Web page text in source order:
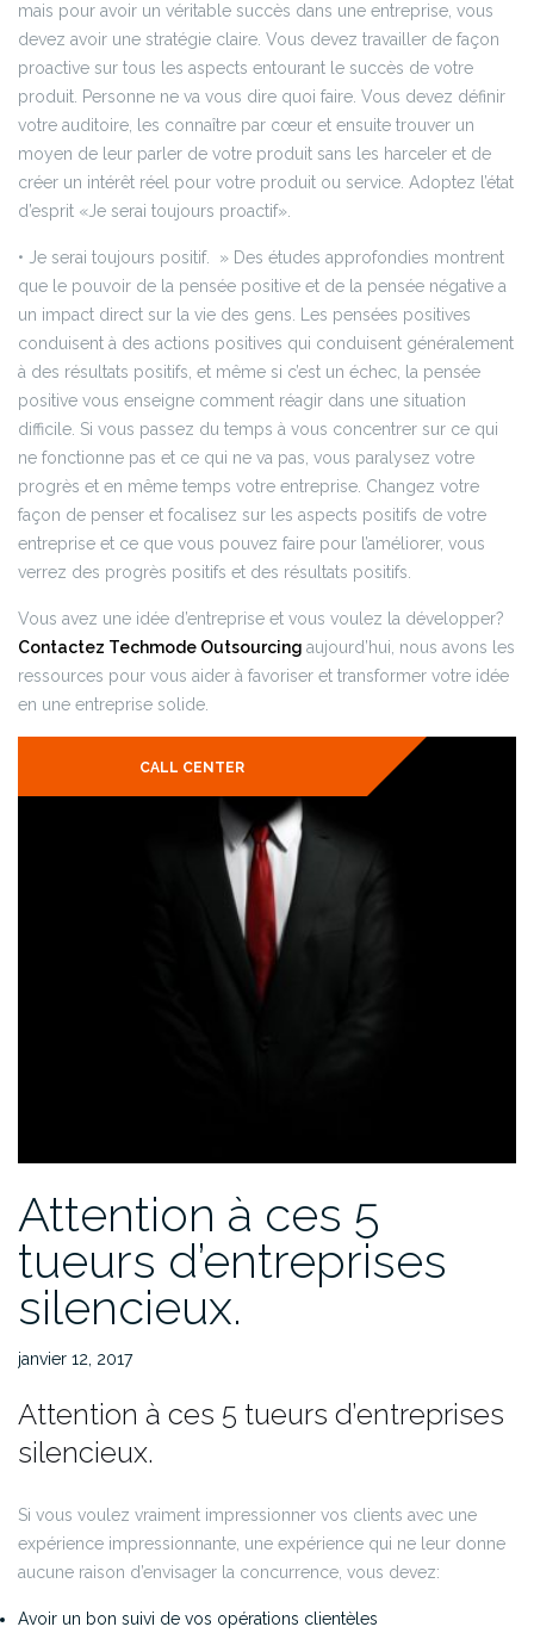
mais pour avoir un véritable succès dans une entreprise, vous
devez avoir une stratégie claire. Vous devez travailler de façon
proactive sur tous les aspects entourant le succès de votre
produit. Personne ne va vous dire quoi faire. Vous devez définir
votre auditoire, les connaître par cœur et ensuite trouver un
moyen de leur parler de votre produit sans les harceler et de
créer un intérêt réel pour votre produit ou service. Adoptez l’état
d’esprit «Je serai toujours proactif».
• Je serai toujours positif. » Des études approfondies montrent
que le pouvoir de la pensée positive et de la pensée négative a
un impact direct sur la vie des gens. Les pensées positives
conduisent à des actions positives qui conduisent généralement
à des résultats positifs, et même si c’est un échec, la pensée
positive vous enseigne comment réagir dans une situation
difficile. Si vous passez du temps à vous concentrer sur ce qui
ne fonctionne pas et ce qui ne va pas, vous paralysez votre
progrès et en même temps votre entreprise. Changez votre
façon de penser et focalisez sur les aspects positifs de votre
entreprise et ce que vous pouvez faire pour l’améliorer, vous
verrez des progrès positifs et des résultats positifs.
Vous avez une idée d’entreprise et vous voulez la développer?
Contactez Techmode Outsourcing aujourd’hui, nous avons les
ressources pour vous aider à favoriser et transformer votre idée
en une entreprise solide.
CALL CENTER
Attention à ces 5
tueurs d’entreprises
silencieux.
janvier 12, 2017
Attention à ces 5 tueurs d’entreprises
silencieux.
Si vous voulez vraiment impressionner vos clients avec une
expérience impressionnante, une expérience qui ne leur donne
aucune raison d’envisager la concurrence, vous devez:
Avoir un bon suivi de vos opérations clientèles